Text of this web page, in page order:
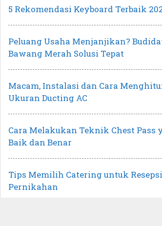
5 Rekomendasi Keyboard Terbaik
Peluang Usaha Menjanjikan?
Bawang Merah Solusi Tepat
Macam, Instalasi dan Cara
Ukuran Ducting AC
Cara Melakukan Teknik Chest Pass
Baik dan Benar
Tips Memilih Catering untuk Resepsi
Pernikahan